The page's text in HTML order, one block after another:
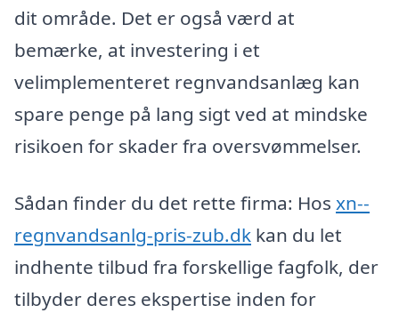
dit område. Det er også værd at
bemærke, at investering i et
velimplementeret regnvandsanlæg kan
spare penge på lang sigt ved at mindske
risikoen for skader fra oversvømmelser.
Sådan finder du det rette firma: Hos xn--
regnvandsanlg-pris-zub.dk kan du let
indhente tilbud fra forskellige fagfolk, der
tilbyder deres ekspertise inden for